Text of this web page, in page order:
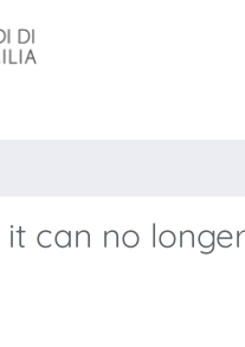
can no